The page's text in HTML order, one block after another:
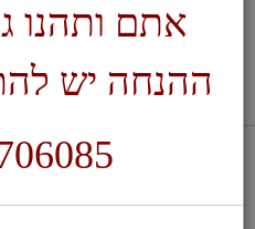
אתם ותהנו
ההנחה יש